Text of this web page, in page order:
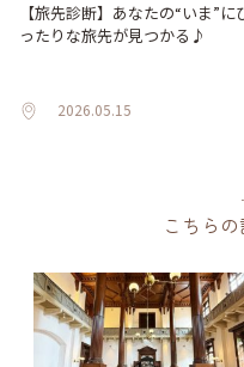
【旅先診断】あなたの“いま”に
ったりな旅先が見つかる♪
2026.05.15
こちら